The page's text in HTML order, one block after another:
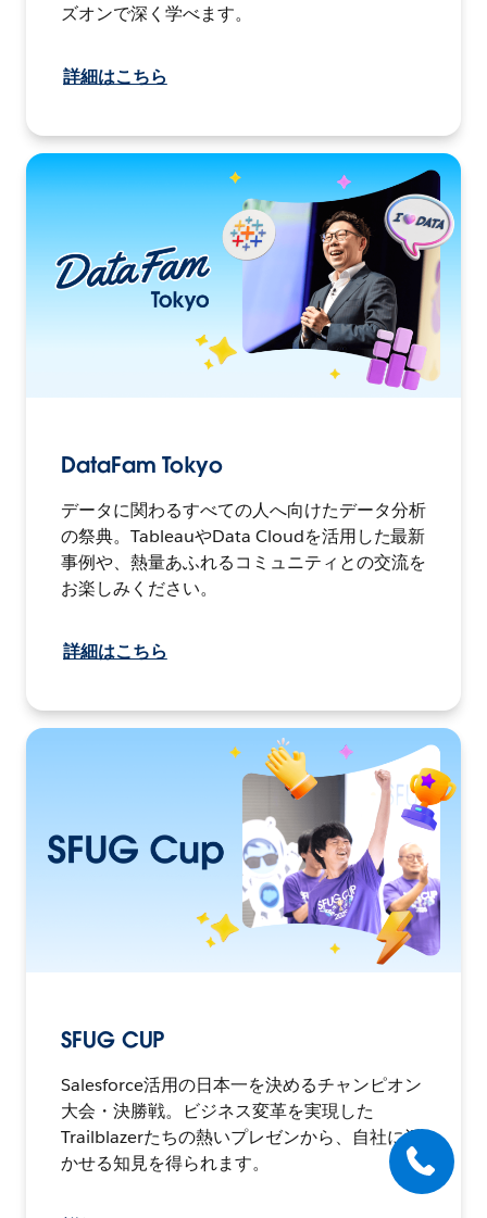
ズオンで深く学べます。
詳細はこちら
DataFam Tokyo
データに関わるすべての人へ向けたデータ分析
の祭典。TableauやData Cloudを活用した最新
事例や、熱量あふれるコミュニティとの交流を
お楽しみください。
詳細はこちら
SFUG CUP
Salesforce活用の日本一を決めるチャンピオン
大会・決勝戦。ビジネス変革を実現した
Trailblazerたちの熱いプレゼンから、自社に活
かせる知見を得られます。